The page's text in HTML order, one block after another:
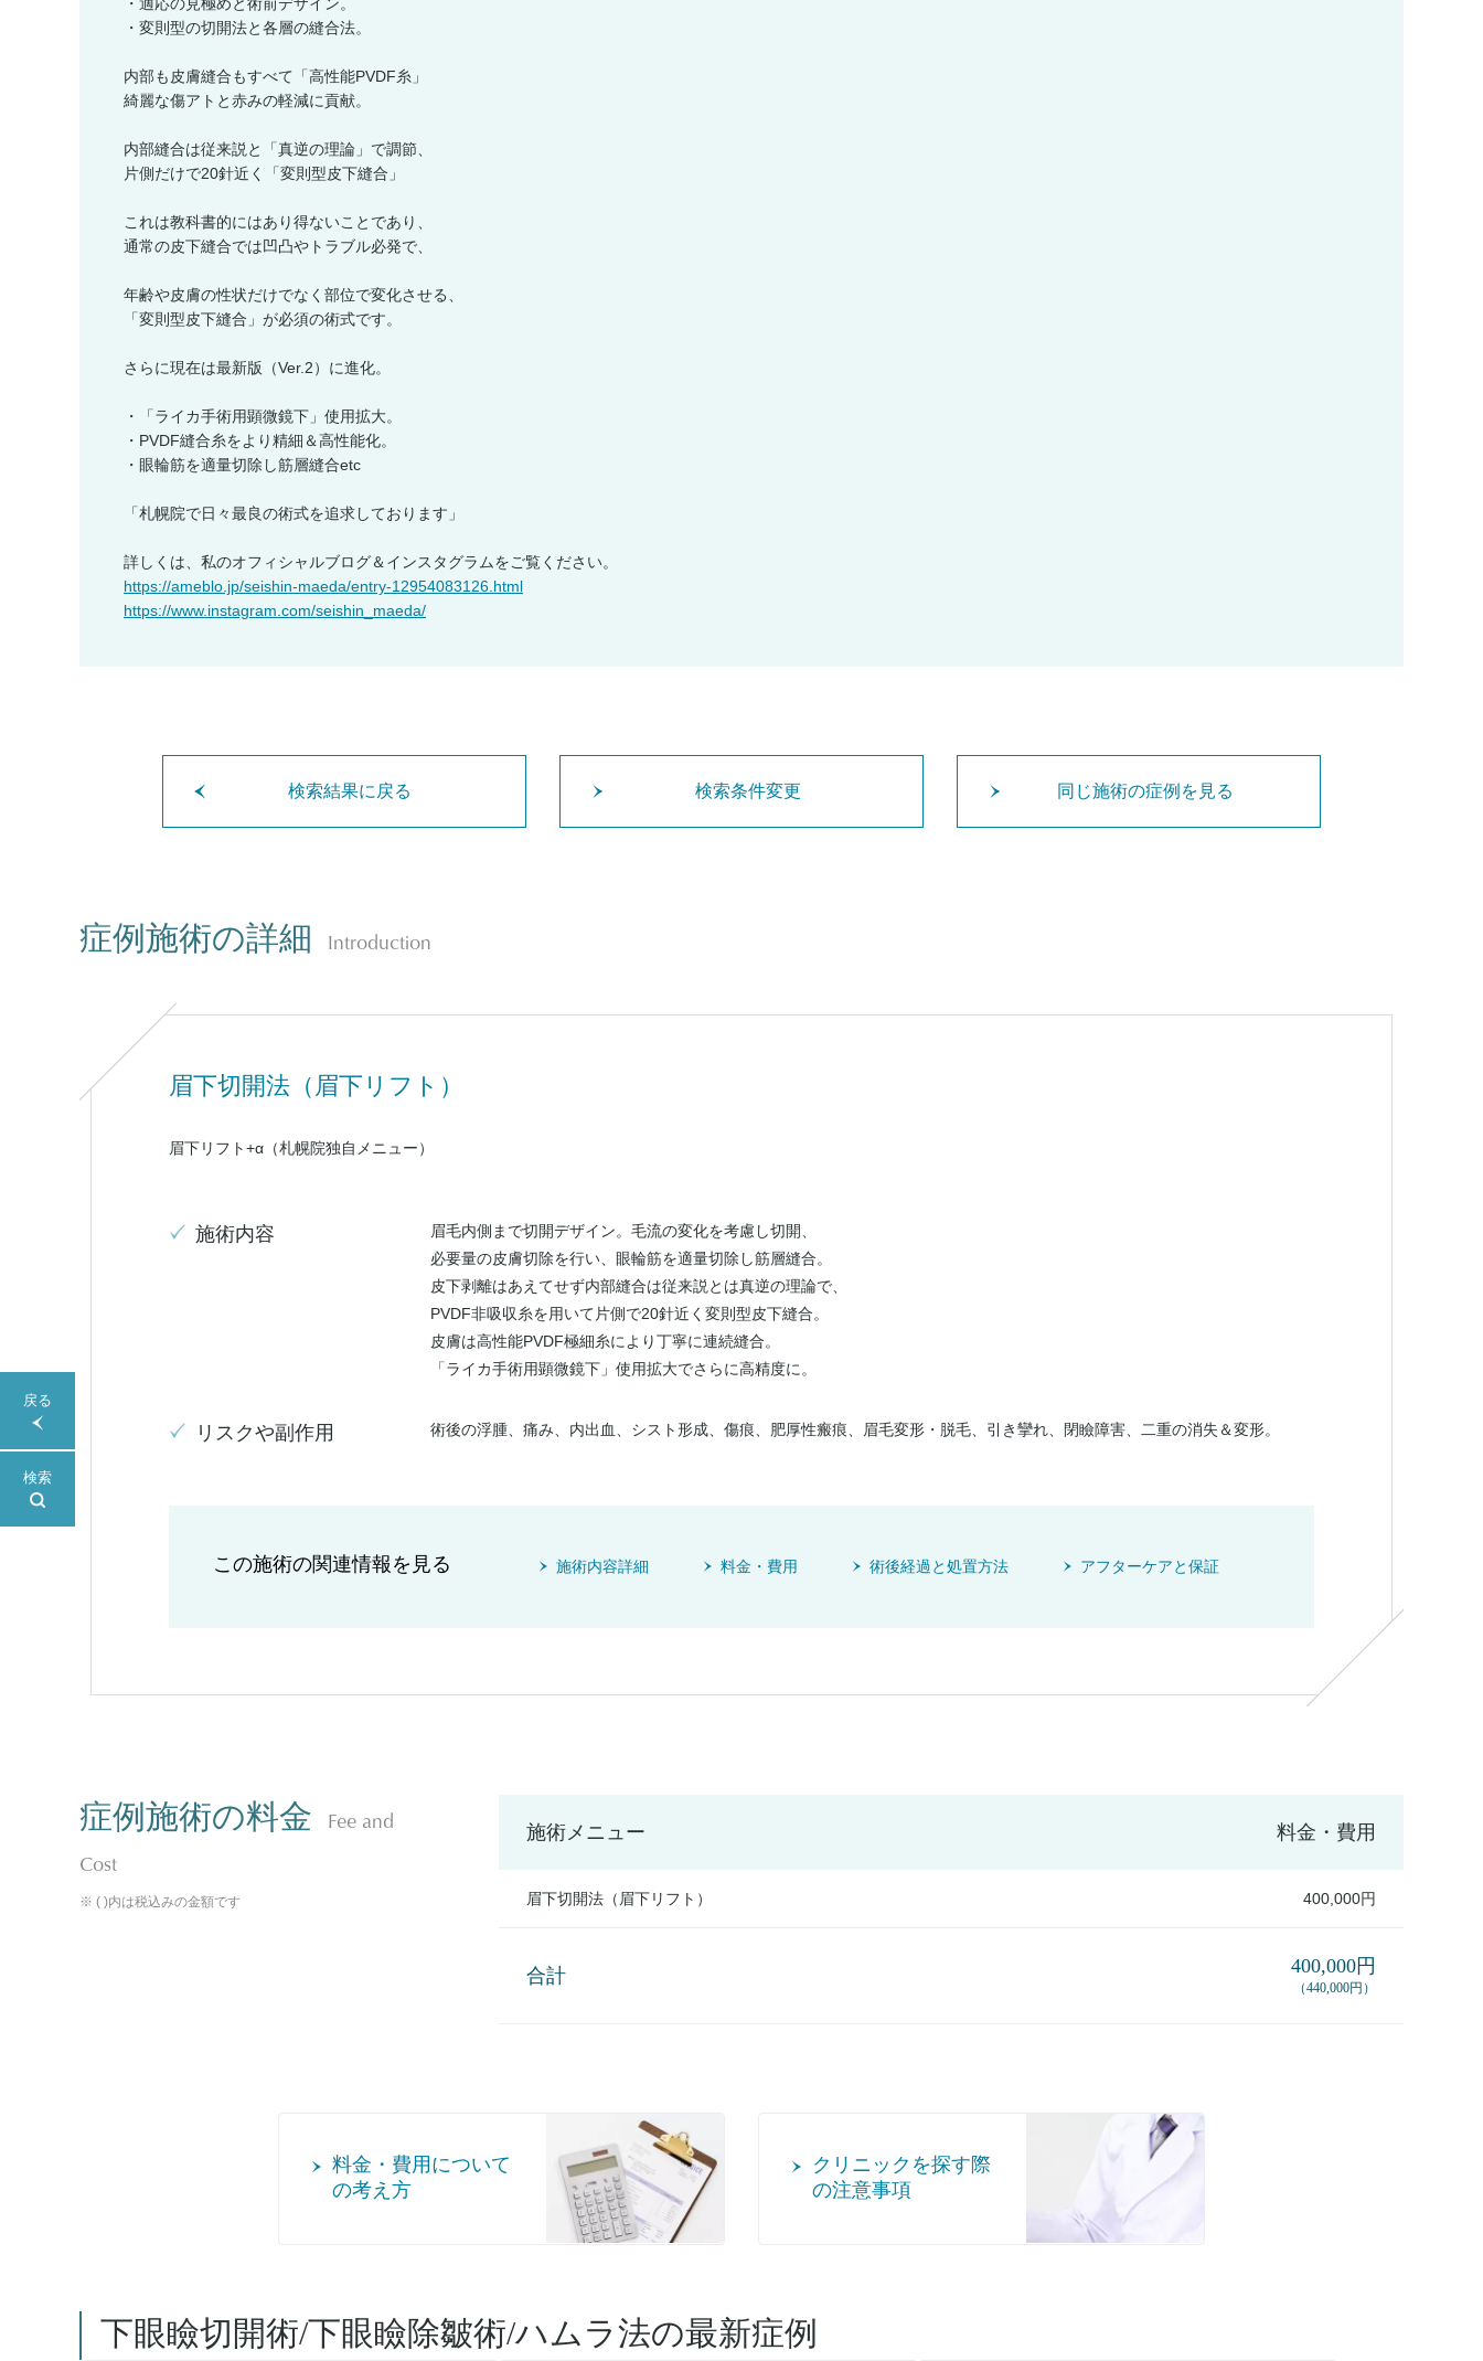
戻る
検索
・変則型の切開法と各層の縫合法。
内部も皮膚縫合もすべて「高性能PVDF糸」
綺麗な傷アトと赤みの軽減に貢献。
内部縫合は従来説と「真逆の理論」で調節、
片側だけで20針近く「変則型皮下縫合」
これは教科書的にはあり得ないことであり、
通常の皮下縫合では凹凸やトラブル必発で、
年齢や皮膚の性状だけでなく部位で変化させる、
「変則型皮下縫合」が必須の術式です。
さらに現在は最新版（Ver.2）に進化。
・「ライカ手術用顕微鏡下」使用拡大。
・PVDF縫合糸をより精細＆高性能化。
・眼輪筋を適量切除し筋層縫合etc
「札幌院で日々最良の術式を追求しております」
詳しくは、私のオフィシャルブログ＆インスタグラムをご覧ください。
https://ameblo.jp/seishin-maeda/entry-12954083126.html
https://www.instagram.com/seishin_maeda/
検索結果に戻る 検索条件変更 同じ施術の症例を見る
症例施術の詳細 Introduction
眉下切開法（眉下リフト）
眉下リフト+α（札幌院独自メニュー）
施術内容
眉毛内側まで切開デザイン。毛流の変化を考慮し切開、
必要量の皮膚切除を行い、眼輪筋を適量切除し筋層縫合。
皮下剥離はあえてせず内部縫合は従来説とは真逆の理論で、
PVDF非吸収糸を用いて片側で20針近く変則型皮下縫合。
皮膚は高性能PVDF極細糸により丁寧に連続縫合。
「ライカ手術用顕微鏡下」使用拡大でさらに高精度に。
リスクや副作用 術後の浮腫、痛み、内出血、シスト形成、傷痕、肥厚性瘢痕、眉毛変形・脱毛、引き攣れ、閉瞼障害、二重の消失＆変形。
この施術の関連情報を見る 施術内容詳細 料金・費用 術後経過と処置方法 アフターケアと保証
症例施術の料金
Fee and
Cost
※ ( )内は税込みの金額です
施術メニュー 料金・費用
眉下切開法（眉下リフト） 400,000円
合計 400,000円
（440,000円）
料金・費用について
の考え方
クリニックを探す際
の注意事項
下眼瞼切開術/下眼瞼除皺術/ハムラ法の最新症例